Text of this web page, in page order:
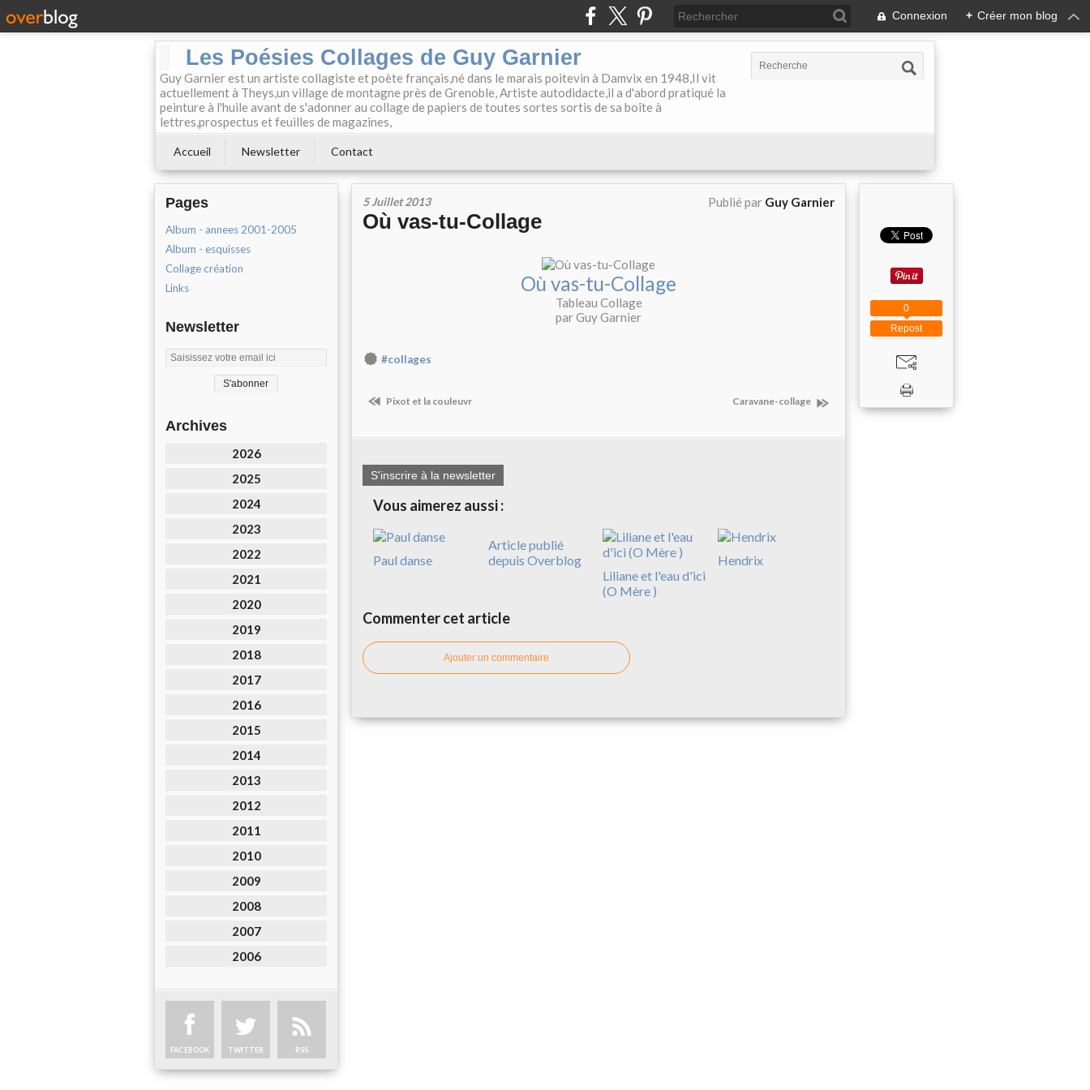
Connexion + Créer mon blog
Les Poésies Collages de Guy Garnier
Guy Garnier est un artiste collagiste et poète français,né dans le marais poitevin à Damvix en 1948,Il vit
actuellement à Theys,un village de montagne près de Grenoble, Artiste autodidacte,il a d'abord pratiqué la
peinture à l'huile avant de s'adonner au collage de papiers de toutes sortes sortis de sa boîte à
lettres,prospectus et feuilles de magazines,
Accueil Newsletter Contact
Pages
Album - annees 2001-2005
Album - esquisses
Collage création
Links
Newsletter
Archives
2026
2025
2024
2023
2022
2021
2020
2019
2018
2017
2016
2015
2014
2013
2012
2011
2010
2009
2008
2007
2006
FACEBOOK TWITTER RSS
5 Juillet 2013 Publié par Guy Garnier
Où vas-tu-Collage
Où vas-tu-Collage
Tableau Collage
par Guy Garnier
#collages
Pixot et la couleuvr Caravane-collage
S'inscrire à la newsletter
Vous aimerez aussi :
Paul danse
Article publié
depuis Overblog
Liliane et l'eau d'ici
(O Mère )
Hendrix
Commenter cet article
Ajouter un commentaire
Repost
0